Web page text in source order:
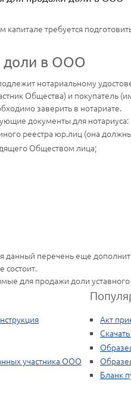
капитале требуется
доли в ООО
нотариальному
Общества) и покупатель
заверить в нотариате.
документы для нотариуса:
реестра юр.лиц (она
Обществом лица;
данный перечень еще
состоит.
для продажи доли
участника ООО
Акт
Бланк